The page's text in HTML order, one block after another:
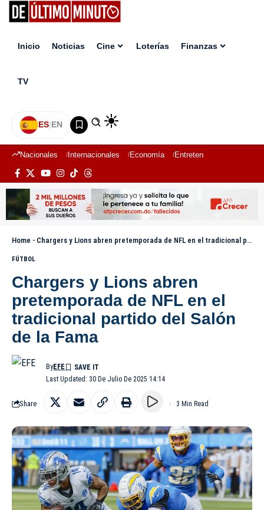
Inicio Noticias Cine Loterías Finanzas
TV
ES|EN
Nacionales Internacionales Economía Entretenimiento
Home - Chargers y Lions abren pretemporada de NFL en el tradicional partido del Salón de la Fama
FÚTBOL
Chargers y Lions abren
pretemporada de NFL en el
tradicional partido del Salón
de la Fama
Last Updated: 30 De Julio De 2025 14:14
ByEFE
Share 3 Min Read